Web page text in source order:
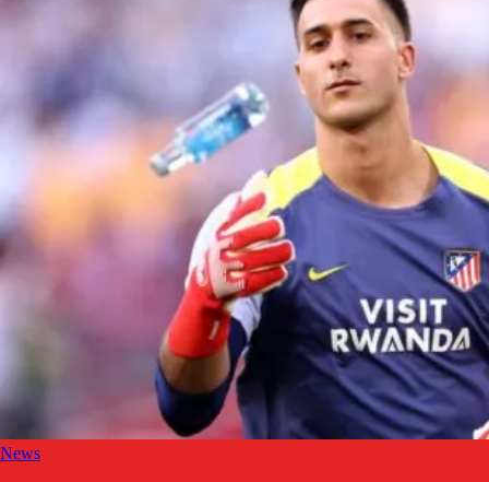
News